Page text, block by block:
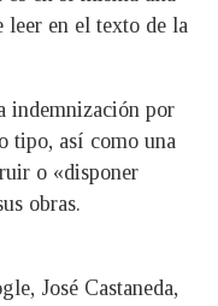
leer en el texto de la
indemnización por
tipo, así como una
o «disponer
obras.
José Castaneda,